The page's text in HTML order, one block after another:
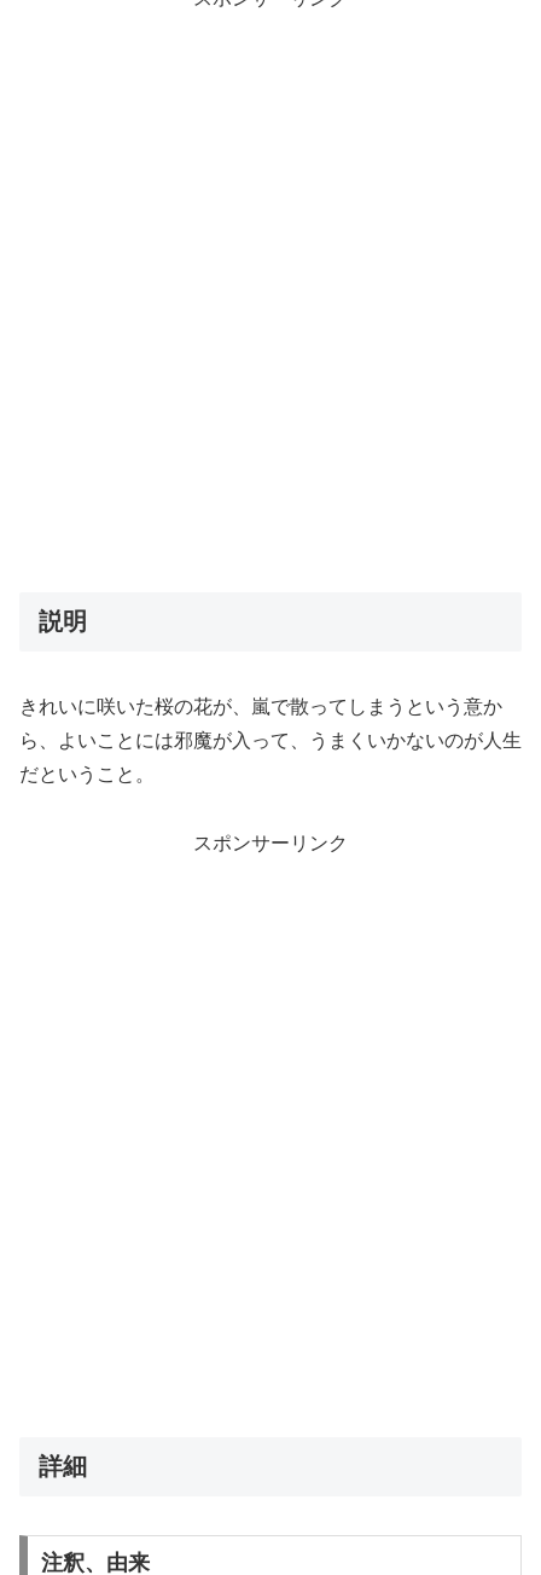
説明
きれいに咲いた桜の花が、嵐で散ってしまうという意か
ら、よいことには邪魔が入って、うまくいかないのが人生
だということ。
スポンサーリンク
詳細
注釈、由来